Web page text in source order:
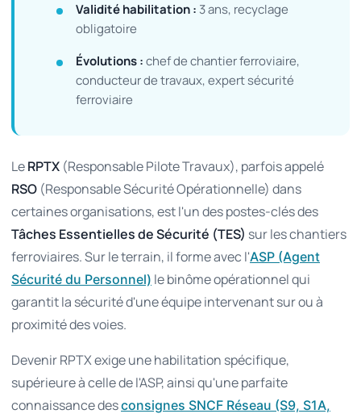
Validité habilitation : 3 ans, recyclage
obligatoire
Évolutions :chef de chantier ferroviaire,
conducteur de travaux, expert sécurité
ferroviaire
LeRPTX (Responsable Pilote Travaux), parfois appelé
RSO (Responsable Sécurité Opérationnelle) dans
certaines organisations, est l'un des postes-clés des
Tâches Essentielles de Sécurité (TES) sur les chantiers
ferroviaires. Sur le terrain, il forme avec l'ASP (Agent
Sécurité du Personnel) le binôme opérationnel qui
garantit la sécurité d'une équipe intervenant sur ou à
proximité des voies.
Devenir RPTX exige une habilitation spécifique,
supérieure à celle de l'ASP, ainsi qu'une parfaite
connaissance desconsignes SNCF Réseau (S9, S1A,